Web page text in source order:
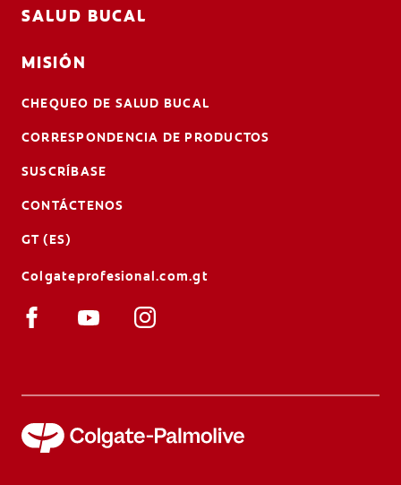
SALUD BUCAL
MISIÓN
CHEQUEO DE SALUD BUCAL
CORRESPONDENCIA DE PRODUCTOS
SUSCRÍBASE
CONTÁCTENOS
GT (ES)
Colgateprofesional.com.gt